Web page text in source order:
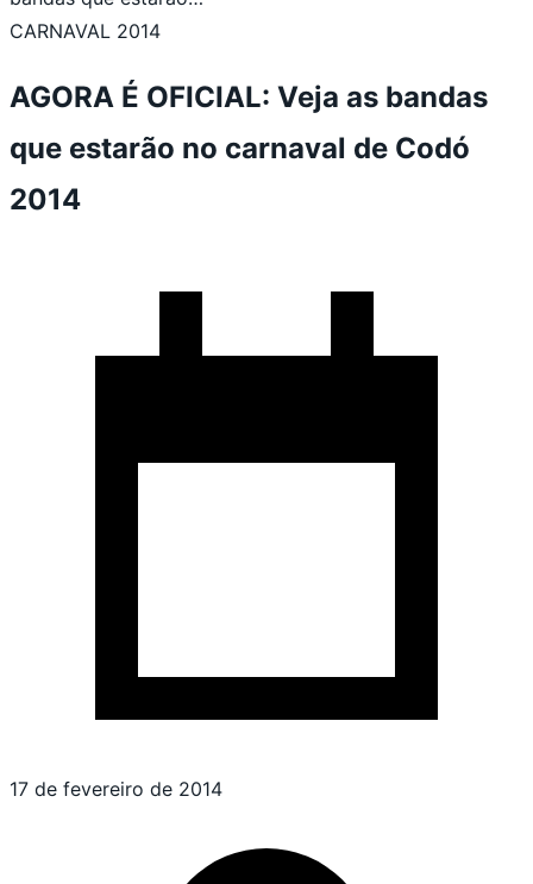
CARNAVAL 2014
AGORA É OFICIAL: Veja as bandas
que estarão no carnaval de Codó
2014
17 de fevereiro de 2014